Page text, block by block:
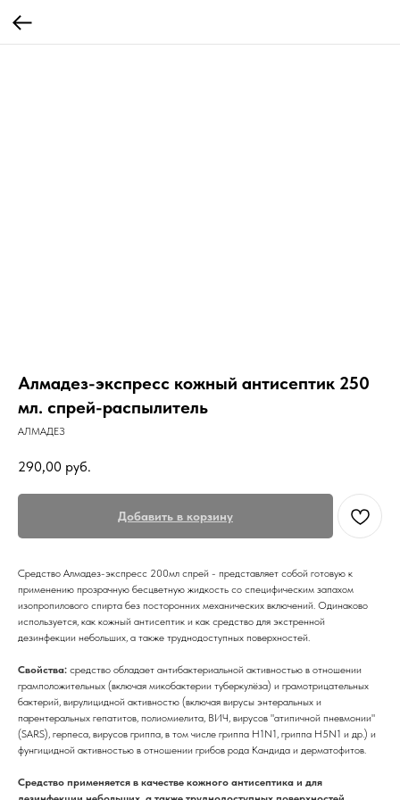
Алмадез-экспресс кожный антисептик 250
мл. спрей-распылитель
АЛМАДЕЗ
290,00 руб.
Добавить в корзину
Cредство Алмадез-экспресс 200мл спрей - представляет собой готовую к
применению прозрачную бесцветную жидкость со специфическим запахом
изопропилового спирта без посторонних механических включений. Одинаково
используется, как кожный антисептик и как средство для экстренной
дезинфекции небольших, а также труднодоступных поверхностей.
Свойства: средство обладает антибактериальной активностью в отношении
грамположительных (включая микобактерии туберкулёза) и грамотрицательных
бактерий, вирулицидной активностю (включая вирусы энтеральных и
парентеральных гепатитов, полиомиелита, ВИЧ, вирусов "атипичной пневмонии"
(SARS), герпеса, вирусов гриппа, в том числе гриппа H1N1, гриппа H5N1 и др.) и
фунгицидной активностью в отношении грибов рода Кандида и дерматофитов.
Средство применяется в качестве кожного антисептика и для